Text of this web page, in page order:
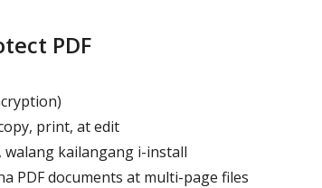
PDF
print, at edit
kailangang i-install
PDF documents at multi-page files